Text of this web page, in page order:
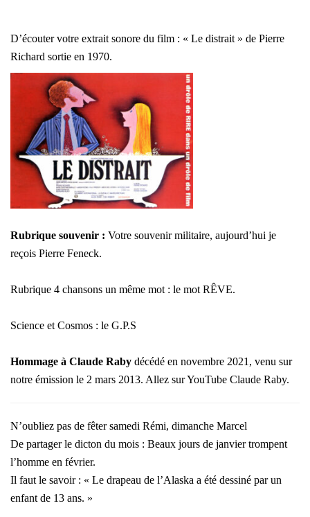
D’écouter votre extrait sonore du film : « Le distrait » de Pierre
Richard sortie en 1970.
Rubrique souvenir : Votre souvenir militaire, aujourd’hui je
reçois Pierre Feneck.
Rubrique 4 chansons un même mot : le mot RÊVE.
Science et Cosmos : le G.P.S
Hommage à Claude Raby décédé en novembre 2021, venu sur
notre émission le 2 mars 2013. Allez sur YouTube Claude Raby.
N’oubliez pas de fêter samedi Rémi, dimanche Marcel
De partager le dicton du mois : Beaux jours de janvier trompent
l’homme en février.
Il faut le savoir : « Le drapeau de l’Alaska a été dessiné par un
enfant de 13 ans. »